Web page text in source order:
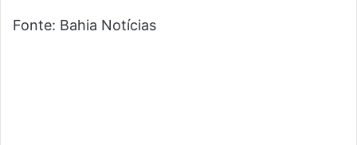
Fonte: Bahia Notícias